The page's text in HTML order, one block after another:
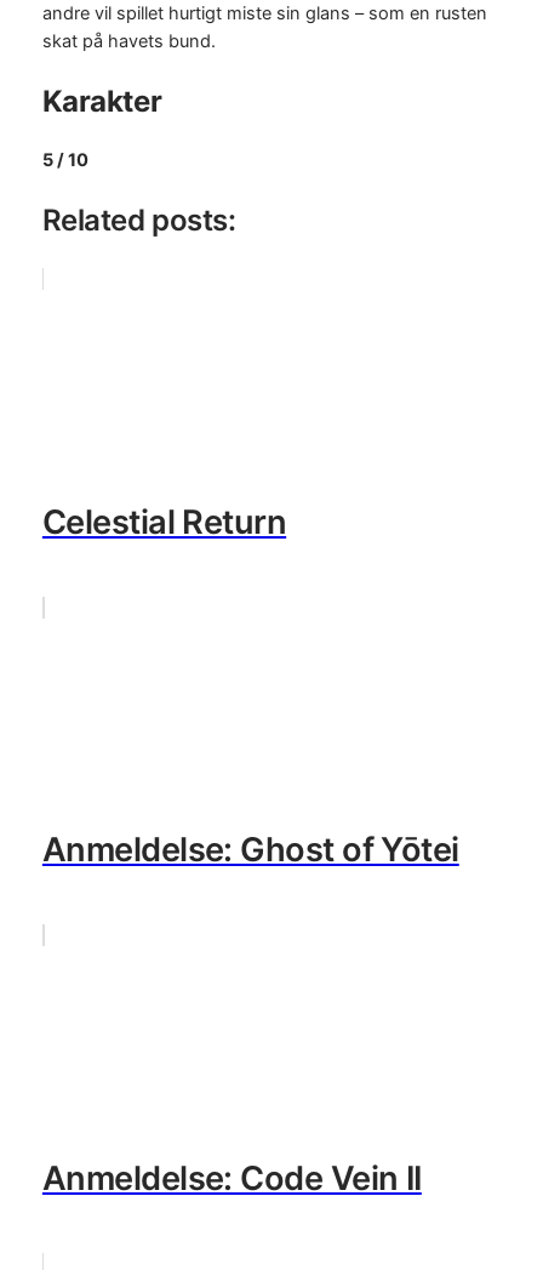
andre vil spillet hurtigt miste sin glans – som en rusten
skat på havets bund.
Karakter
5 / 10
Related posts:
Celestial Return
Anmeldelse: Ghost of Yōtei
Anmeldelse: Code Vein II